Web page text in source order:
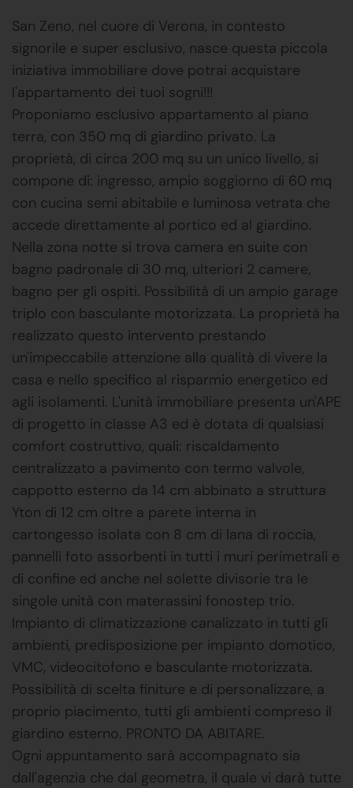
San Zeno, nel cuore di Verona, in contesto
signorile e super esclusivo, nasce questa piccola
iniziativa immobiliare dove potrai acquistare
l'appartamento dei tuoi sogni!!!
Proponiamo esclusivo appartamento al piano
terra, con 350 mq di giardino privato. La
proprietà, di circa 200 mq su un unico livello, si
compone di: ingresso, ampio soggiorno di 60 mq
con cucina semi abitabile e luminosa vetrata che
accede direttamente al portico ed al giardino.
Nella zona notte si trova camera en suite con
bagno padronale di 30 mq, ulteriori 2 camere,
bagno per gli ospiti. Possibilità di un ampio garage
triplo con basculante motorizzata. La proprietà ha
realizzato questo intervento prestando
un'impeccabile attenzione alla qualità di vivere la
casa e nello specifico al risparmio energetico ed
agli isolamenti. L'unità immobiliare presenta un'APE
di progetto in classe A3 ed è dotata di qualsiasi
comfort costruttivo, quali: riscaldamento
centralizzato a pavimento con termo valvole,
cappotto esterno da 14 cm abbinato a struttura
Yton di 12 cm oltre a parete interna in
cartongesso isolata con 8 cm di lana di roccia,
pannelli foto assorbenti in tutti i muri perimetrali e
di confine ed anche nel solette divisorie tra le
singole unità con materassini fonostep trio.
Impianto di climatizzazione canalizzato in tutti gli
ambienti, predisposizione per impianto domotico,
VMC, videocitofono e basculante motorizzata.
Possibilità di scelta finiture e di personalizzare, a
proprio piacimento, tutti gli ambienti compreso il
giardino esterno. PRONTO DA ABITARE.
Ogni appuntamento sarà accompagnato sia
dall'agenzia che dal geometra, il quale vi darà tutte